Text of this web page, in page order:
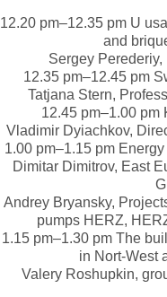
12.20 pm–12.35 pm U
and
Sergey
12.35 pm–12.45 pm
Tatjana Stern,
12.45 pm–1.00 pm
Vladimir Dyiachkov,
1.00 pm–1.15 pm
Dimitar Dimitrov, East
Andrey Bryansky,
pumps HERZ,
1.15 pm–1.30 pm The
in Nort-West
Valery Roshupkin,